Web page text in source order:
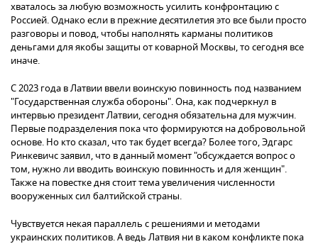
хваталось за любую возможность усилить конфронтацию с
Россией. Однако если в прежние десятилетия это все были просто
разговоры и повод, чтобы наполнять карманы политиков
деньгами для якобы защиты от коварной Москвы, то сегодня все
иначе.
С 2023 года в Латвии ввели воинскую повинность под названием
"Государственная служба обороны". Она, как подчеркнул в
интервью президент Латвии, сегодня обязательна для мужчин.
Первые подразделения пока что формируются на добровольной
основе. Но кто сказал, что так будет всегда? Более того, Эдгарс
Ринкевичс заявил, что в данный момент "обсуждается вопрос о
том, нужно ли вводить воинскую повинность и для женщин".
Также на повестке дня стоит тема увеличения численности
вооруженных сил балтийской страны.
Чувствуется некая параллель с решениями и методами
украинских политиков. А ведь Латвия ни в каком конфликте пока